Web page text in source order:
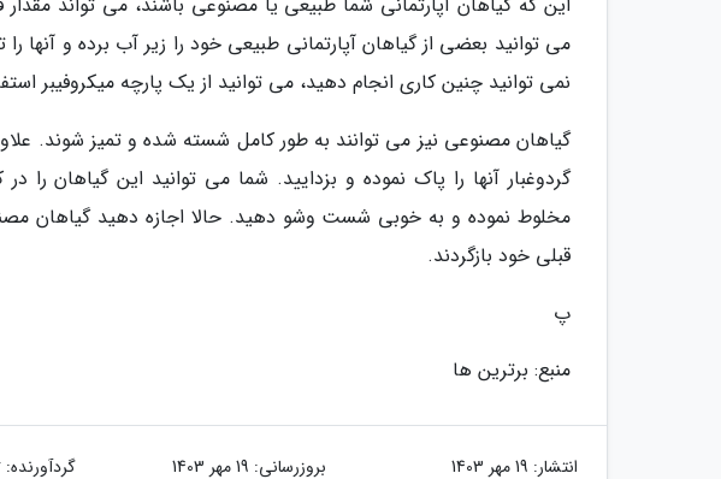
می توانید بعضی از گیاهان آپارتمانی طبیعی خود را زیر آب برده و آنها
نمی توانید چنین کاری انجام دهید، می توانید از یک پارچه میکروفیبر
گیاهان مصنوعی نیز می توانند به طور کامل شسته شده و تمیز شوند.
گردوغبار آنها را پاک نموده و بزدایید. شما می توانید این گیاهان
مخلوط نموده و به خوبی شست وشو دهید. حالا اجازه دهید گیاهان
قبلی خود بازگردند.
پ
منبع: برترین ها
انتشار: 19 مهر 1403 بروزرسانی: 19 مهر 1403 گردآورنده: